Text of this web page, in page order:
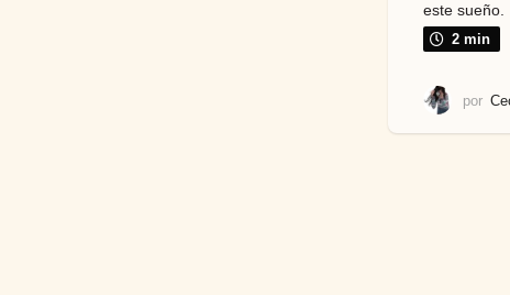
este sueño.
2 min
por